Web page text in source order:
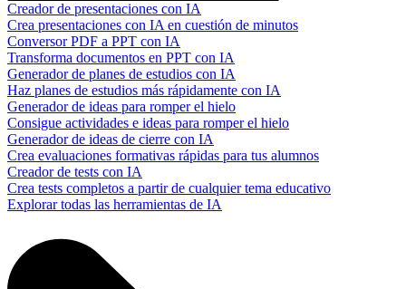
Creador de presentaciones con IA
Crea presentaciones con IA en cuestión de minutos
Conversor PDF a PPT con IA
Transforma documentos en PPT con IA
Generador de planes de estudios con IA
Haz planes de estudios más rápidamente con IA
Generador de ideas para romper el hielo
Consigue actividades e ideas para romper el hielo
Generador de ideas de cierre con IA
Crea evaluaciones formativas rápidas para tus alumnos
Creador de tests con IA
Crea tests completos a partir de cualquier tema educativo
Explorar todas las herramientas de IA